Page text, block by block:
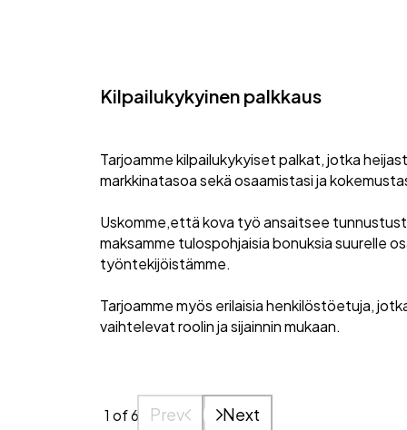
Kilpailukykyinen palkkaus
Tarjoamme kilpailukykyiset palkat, jotka
markkinatasoa sekä osaamistasi ja
Uskomme,että kova työ ansaitsee
maksamme tulospohjaisia bonuksia suurelle
työntekijöistämme.
Tarjoamme myös erilaisia henkilöstöetuja,
vaihtelevat roolin ja sijainnin mukaan.
1 of 6 Prev Next